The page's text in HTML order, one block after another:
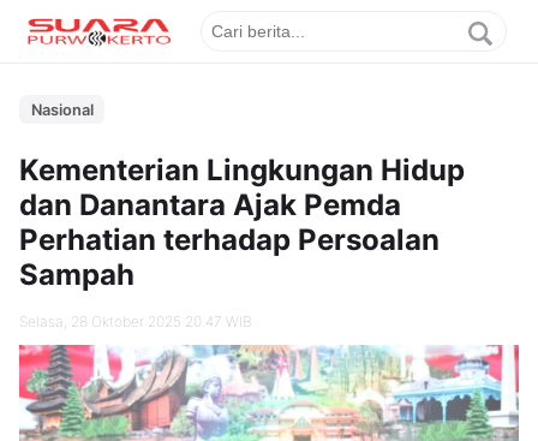
Nasional
Kementerian Lingkungan Hidup
dan Danantara Ajak Pemda
Perhatian terhadap Persoalan
Sampah
Selasa, 28 Oktober 2025 20.47 WIB